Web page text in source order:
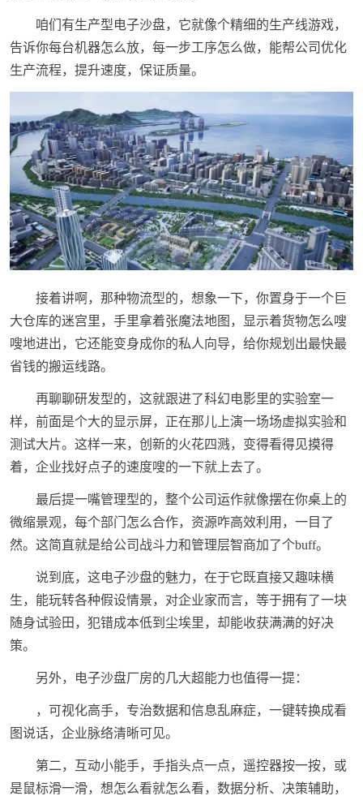
咱们有生产型电子沙盘，它就像个精细的生产线游戏，
告诉你每台机器怎么放，每一步工序怎么做，能帮公司优化
生产流程，提升速度，保证质量。
接着讲啊，那种物流型的，想象一下，你置身于一个巨
大仓库的迷宫里，手里拿着张魔法地图，显示着货物怎么嗖
嗖地进出，它还能变身成你的私人向导，给你规划出最快最
省钱的搬运线路。
再聊聊研发型的，这就跟进了科幻电影里的实验室一
样，前面是个大的显示屏，正在那儿上演一场场虚拟实验和
测试大片。这样一来，创新的火花四溅，变得看得见摸得
着，企业找好点子的速度嗖的一下就上去了。
最后提一嘴管理型的，整个公司运作就像摆在你桌上的
微缩景观，每个部门怎么合作，资源咋高效利用，一目了
然。这简直就是给公司战斗力和管理层智商加了个buff。
说到底，这电子沙盘的魅力，在于它既直接又趣味横
生，能玩转各种假设情景，对企业家而言，等于拥有了一块
随身试验田，犯错成本低到尘埃里，却能收获满满的好决
策。
另外，电子沙盘厂房的几大超能力也值得一提：
，可视化高手，专治数据和信息乱麻症，一键转换成看
图说话，企业脉络清晰可见。
第二，互动小能手，手指头点一点，遥控器按一按，或
是鼠标滑一滑，想怎么看就怎么看，数据分析、决策辅助，